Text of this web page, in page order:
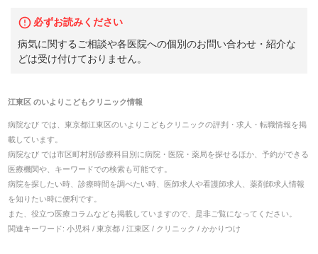
必ずお読みください
病気に関するご相談や各医院への個別のお問い合わせ・紹介な
どは受け付けておりません。
江東区 のいよりこどもクリニック情報
病院なび では、 東京都江東区のいよりこどもクリニックの評判・求人・転職情報を掲
載しています。
病院なび では市区町村別/診療科目別に病院・医院・薬局を探せるほか、予約ができる
医療機関や、キーワードでの検索も可能です。
病院を探したい時、診療時間を調べたい時、医師求人や看護師求人、薬剤師求人情報
を知りたい時に便利です。
また、役立つ医療コラムなども掲載していますので、是非ご覧になってください。
関連キーワード: 小児科 / 東京都 / 江東区 / クリニック / かかりつけ